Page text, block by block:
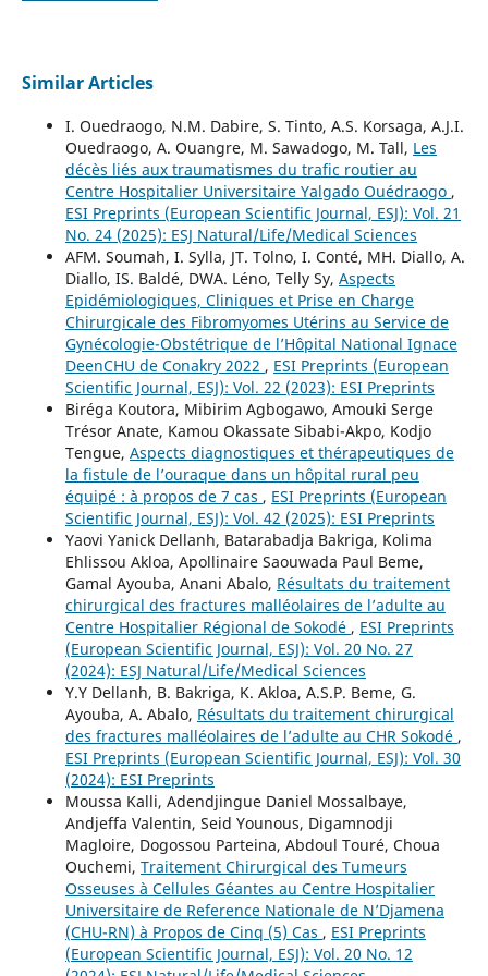
Similar Articles
I. Ouedraogo, N.M. Dabire, S. Tinto, A.S. Korsaga, A.J.I.
Ouedraogo, A. Ouangre, M. Sawadogo, M. Tall, Les
décès liés aux traumatismes du trafic routier au
Centre Hospitalier Universitaire Yalgado Ouédraogo ,
ESI Preprints (European Scientific Journal, ESJ): Vol. 21
No. 24 (2025): ESJ Natural/Life/Medical Sciences
AFM. Soumah, I. Sylla, JT. Tolno, I. Conté, MH. Diallo, A.
Diallo, IS. Baldé, DWA. Léno, Telly Sy, Aspects
Epidémiologiques, Cliniques et Prise en Charge
Chirurgicale des Fibromyomes Utérins au Service de
Gynécologie-Obstétrique de l’Hôpital National Ignace
DeenCHU de Conakry 2022 , ESI Preprints (European
Scientific Journal, ESJ): Vol. 22 (2023): ESI Preprints
Biréga Koutora, Mibirim Agbogawo, Amouki Serge
Trésor Anate, Kamou Okassate Sibabi-Akpo, Kodjo
Tengue, Aspects diagnostiques et thérapeutiques de
la fistule de l’ouraque dans un hôpital rural peu
équipé : à propos de 7 cas , ESI Preprints (European
Scientific Journal, ESJ): Vol. 42 (2025): ESI Preprints
Yaovi Yanick Dellanh, Batarabadja Bakriga, Kolima
Ehlissou Akloa, Apollinaire Saouwada Paul Beme,
Gamal Ayouba, Anani Abalo, Résultats du traitement
chirurgical des fractures malléolaires de l’adulte au
Centre Hospitalier Régional de Sokodé , ESI Preprints
(European Scientific Journal, ESJ): Vol. 20 No. 27
(2024): ESJ Natural/Life/Medical Sciences
Y.Y Dellanh, B. Bakriga, K. Akloa, A.S.P. Beme, G.
Ayouba, A. Abalo, Résultats du traitement chirurgical
des fractures malléolaires de l’adulte au CHR Sokodé ,
ESI Preprints (European Scientific Journal, ESJ): Vol. 30
(2024): ESI Preprints
Moussa Kalli, Adendjingue Daniel Mossalbaye,
Andjeffa Valentin, Seid Younous, Digamnodji
Magloire, Dogossou Parteina, Abdoul Touré, Choua
Ouchemi, Traitement Chirurgical des Tumeurs
Osseuses à Cellules Géantes au Centre Hospitalier
Universitaire de Reference Nationale de N’Djamena
(CHU-RN) à Propos de Cinq (5) Cas , ESI Preprints
(European Scientific Journal, ESJ): Vol. 20 No. 12